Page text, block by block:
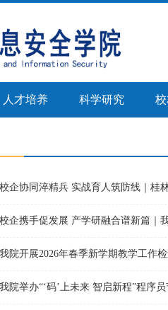
人才培养 科学研究
校企携手促发展 产学研融合谱新篇｜
我院开展2026年春季新学期教学工作
我院举办“‘码’上未来 智启新程”程序